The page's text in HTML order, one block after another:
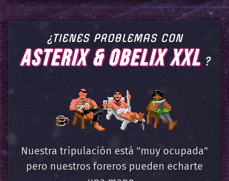
¿TIENES PROBLEMAS CON
ASTERIX & OBELIX XXL?
Nuestra tripulación está "muy ocupada"
pero nuestros foreros pueden echarte